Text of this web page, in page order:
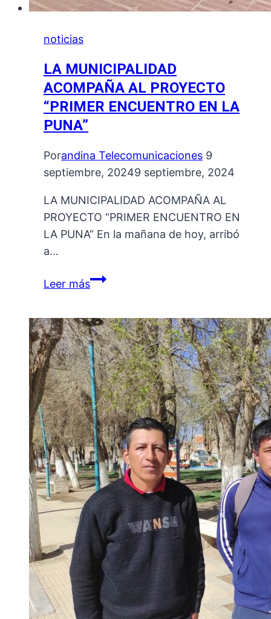
noticias
LA MUNICIPALIDAD
ACOMPAÑA AL PROYECTO
“PRIMER ENCUENTRO EN LA
PUNA”
Porandina Telecomunicaciones 9
septiembre, 20249 septiembre, 2024
LA MUNICIPALIDAD ACOMPAÑA AL
PROYECTO “PRIMER ENCUENTRO EN
LA PUNA” En la mañana de hoy, arribó
a…
Leer másLA
AL
PROYECTO
“PRIMER
ENCUENTRO
EN
LA
PUNA”